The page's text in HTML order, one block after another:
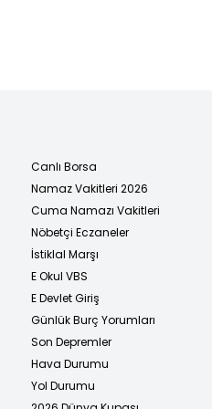
Canlı Borsa
Namaz Vakitleri 2026
Cuma Namazı Vakitleri
Nöbetçi Eczaneler
İstiklal Marşı
E Okul VBS
E Devlet Giriş
Günlük Burç Yorumları
Son Depremler
Hava Durumu
Yol Durumu